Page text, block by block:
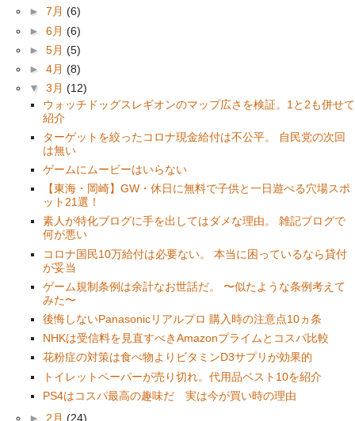
► 7月 (6)
► 6月 (6)
► 5月 (5)
► 4月 (8)
▼ 3月 (12)
ウォッチドッグスレギオンのマップ広さを検証。1と2も併せて
紹介
ターゲットを絞ったコロナ現金給付は不公平。 自民党の次回
は無い
ゲームにムービーはいらない
【東海・岡崎】GW・休日に無料で子供と一日遊べる穴場スポ
ット21選！
素人が特化ブログに手を出してはダメな理由。 雑記ブログで
何が悪い
コロナ国民10万給付は必要ない。 本当に困っているなら貸付
が妥当
ゲーム規制条例は余計なお世話だ。 〜似たような条例考えて
みた〜
後悔しないPanasonicリアルプロ 購入時の注意点10ヵ条
NHKは受信料を見直すべきAmazonプライムとコスパ比較
花粉症の対策は食べ物よりビタミンD3サプリが効果的
トイレットペーパーが売り切れ。代用品ベスト10を紹介
PS4はコスパ最高の趣味だ 実は今が買い時の理由
► 2月 (24)